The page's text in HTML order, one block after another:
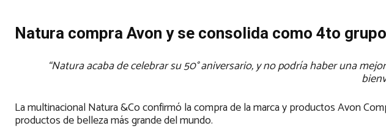
Natura compra Avon y se consolida como 4to
“Natura acaba de celebrar su 50° aniversario, y no podría haber una
La multinacional Natura &Co confirmó la compra de la marca y productos Avon
productos de belleza más grande del mundo.